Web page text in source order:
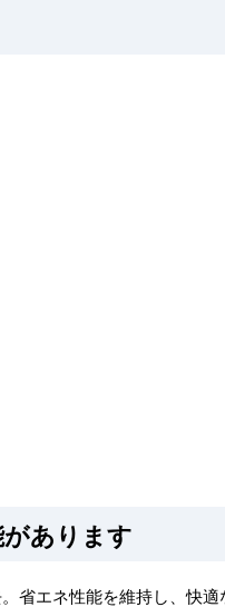
あります
省エネ性能を維持し、快適